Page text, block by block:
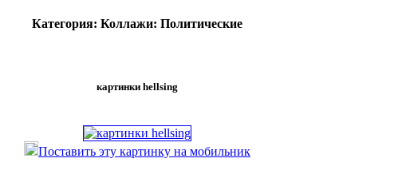
Категория: Коллажи: Политические
картинки hellsing
Поставить эту картинку на мобильник